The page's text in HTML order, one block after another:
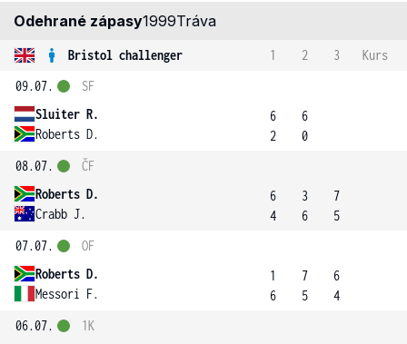
Odehrané zápasy1999Tráva
Bristol challenger 1 2 3
Kurs
09.07.
Sluiter R.
Roberts D.
SF
6
2
6
0
08.07.
Roberts D.
Crabb J.
ČF
6
4
3
6
7
5
07.07.
Roberts D.
Messori F.
OF
1
6
7
5
6
4
06.07.
1K